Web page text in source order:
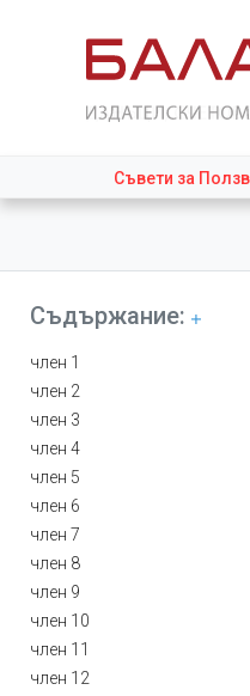
Съвети за
Съдържание:
член 1
член 2
член 3
член 4
член 5
член 6
член 7
член 8
член 9
член 10
член 11
член 12